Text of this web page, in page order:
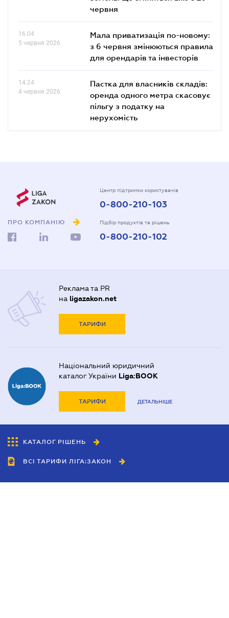
червня
16.04
5 червня 2026
Мала приватизація по-новому:
з 6 червня змінюються правила
для орендарів та інвесторів
14.24
4 червня 2026
Пастка для власників складів:
оренда одного метра скасовує
пільгу з податку на
нерухомість
ПРО КОМПАНІЮ
Центр підтримки користувачів
0-800-210-103
Підбір продуктів та рішень
0-800-210-102
Реклама та PR
на ligazakon.net
ТАРИФИ
Національний юридичний
каталог України Liga:BOOK
ТАРИФИ ДЕТАЛЬНІШЕ
КАТАЛОГ РІШЕНЬ
ВСІ ТАРИФИ ЛІГА:ЗАКОН